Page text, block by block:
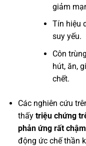
giảm
Tín hiệu
suy yếu.
Côn
hút, ăn,
chết.
Các nghiên cứu
thấy triệu chứng
phản ứng rất
động ức chế thần